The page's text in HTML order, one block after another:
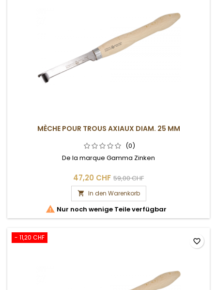
MÈCHE POUR TROUS AXIAUX DIAM. 25 MM
(0)
De la marque Gamma Zinken
47,20 CHF 59,00 CHF
 In den Warenkorb
 Nur noch wenige Teile verfügbar
- 11,20 CHF favorite_border